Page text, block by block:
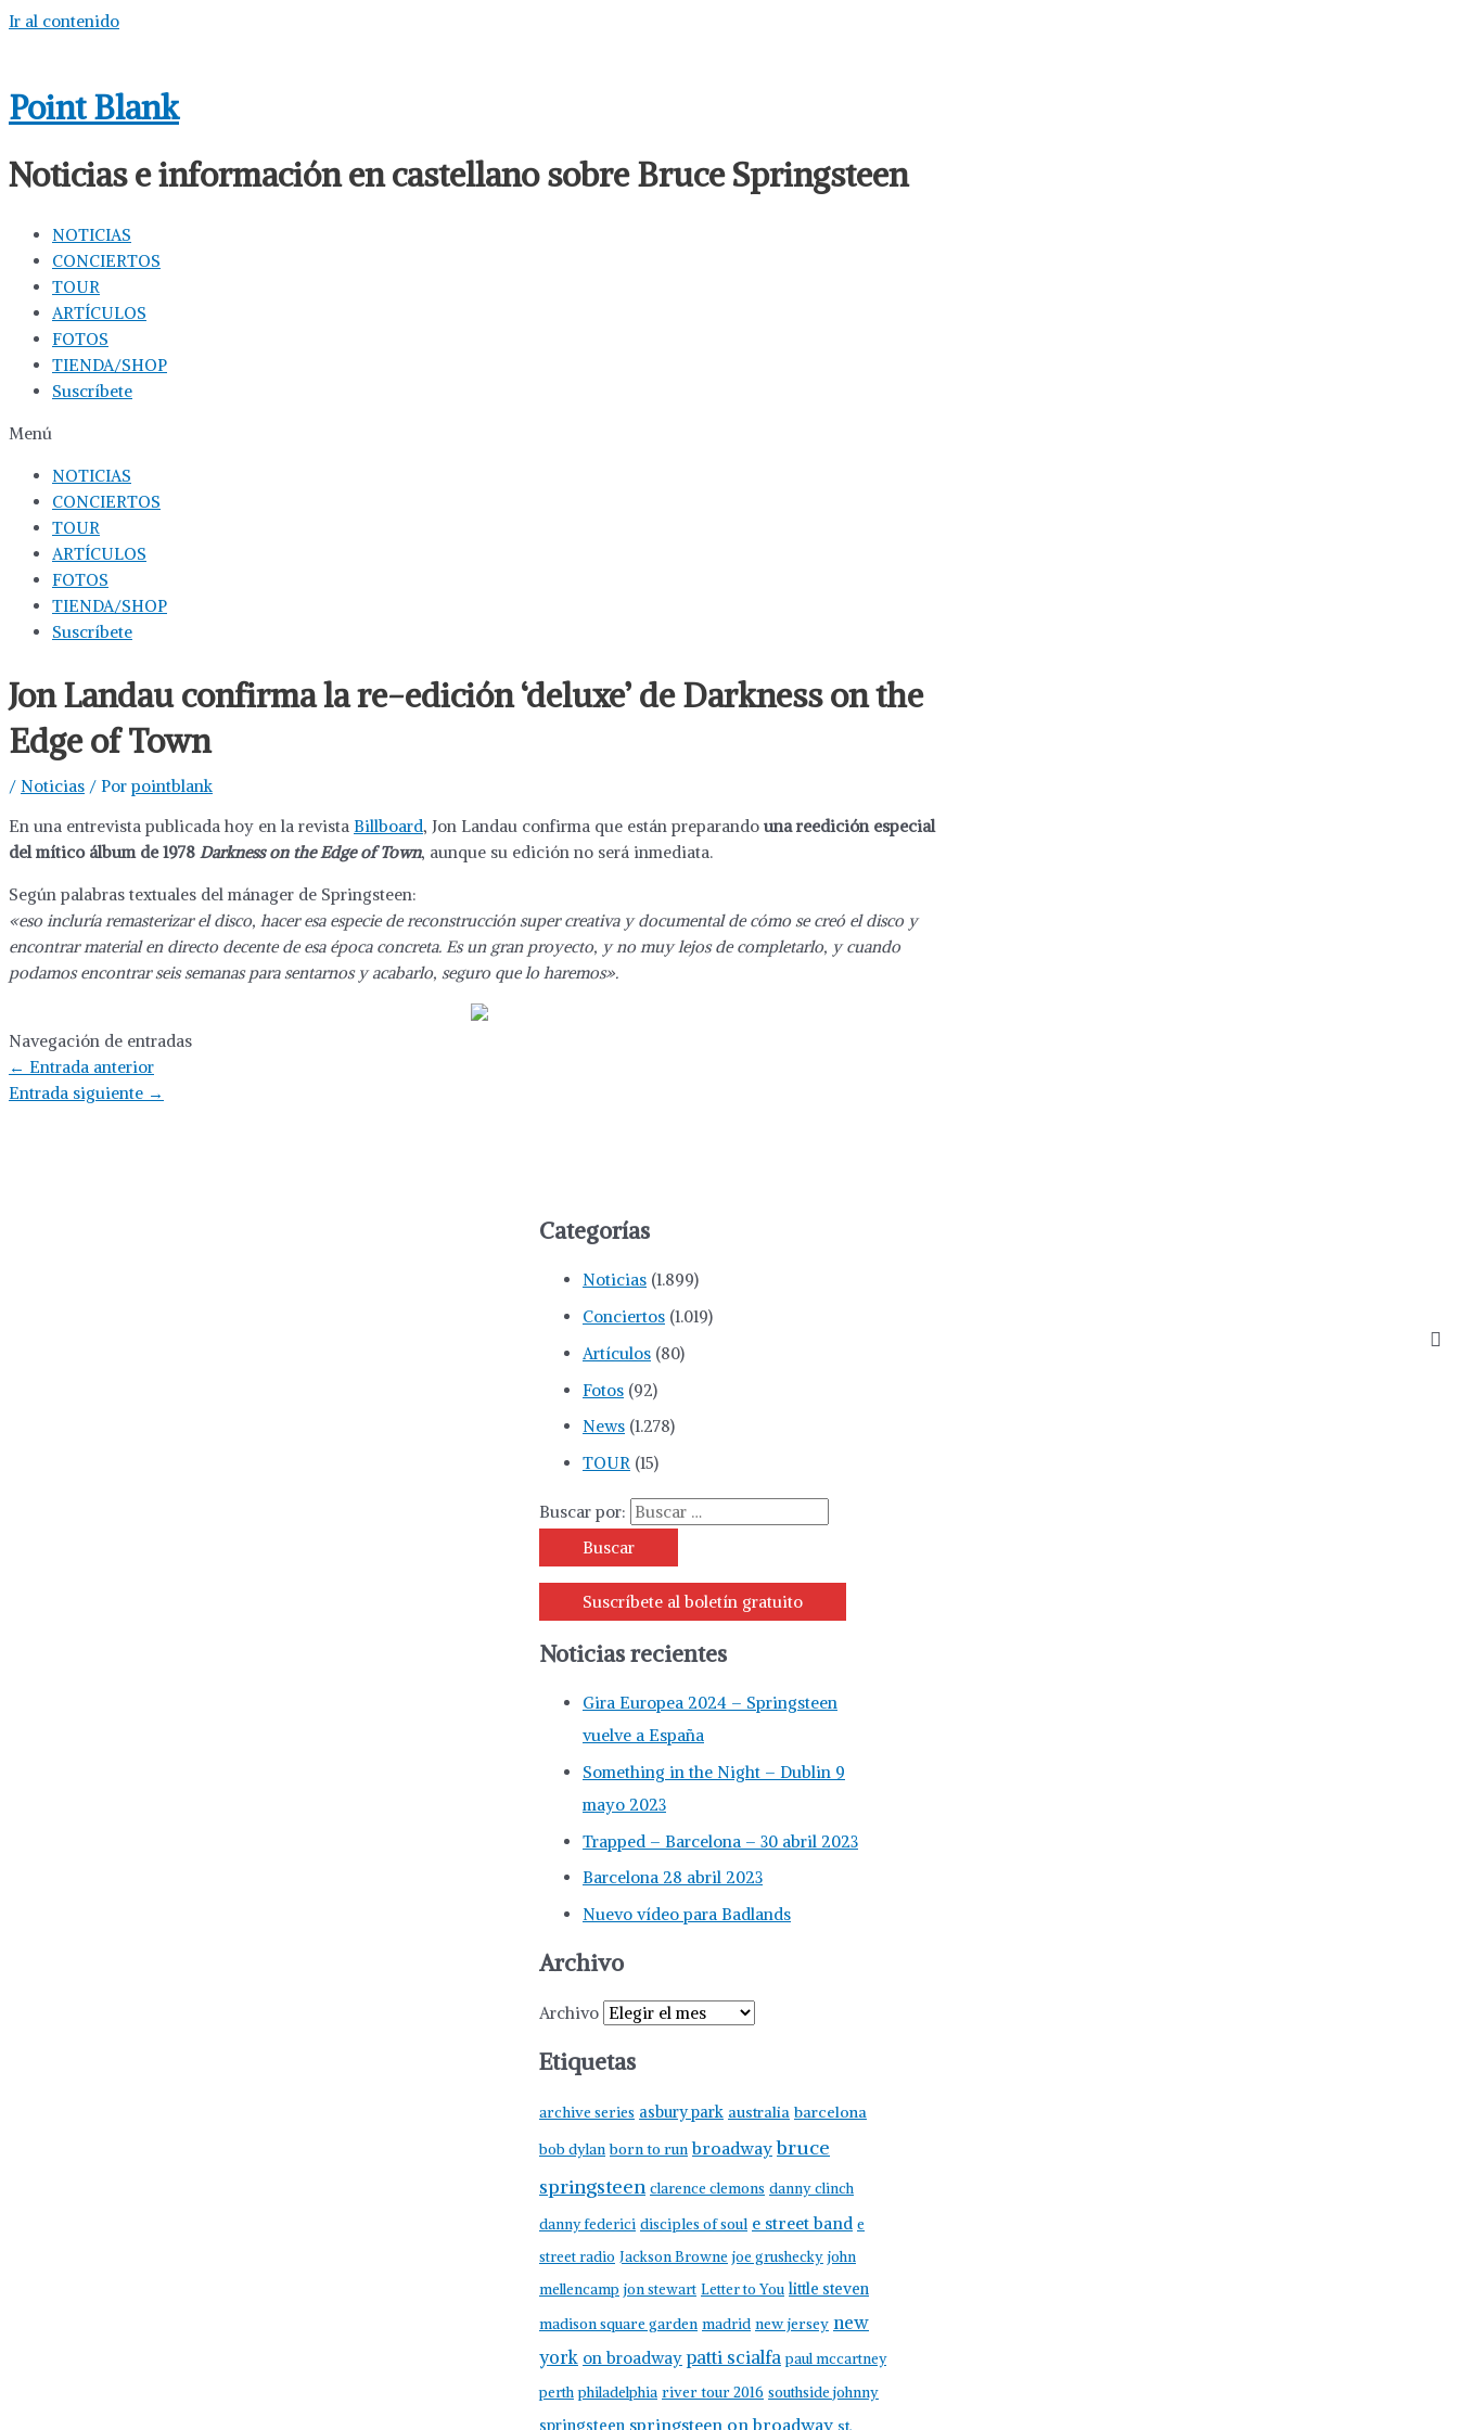
Ir al contenido
Point Blank
Noticias e información en castellano sobre Bruce Springsteen
NOTICIAS
CONCIERTOS
TOUR
ARTÍCULOS
FOTOS
TIENDA/SHOP
Suscríbete
Menú
NOTICIAS
CONCIERTOS
TOUR
ARTÍCULOS
FOTOS
TIENDA/SHOP
Suscríbete
Jon Landau confirma la re-edición ‘deluxe’ de Darkness on the
Edge of Town
/ Noticias / Por pointblank
En una entrevista publicada hoy en la revista Billboard, Jon Landau confirma que están preparando una reedición especial
del mítico álbum de 1978 Darkness on the Edge of Town, aunque su edición no será inmediata.
Según palabras textuales del mánager de Springsteen:
«eso incluría remasterizar el disco, hacer esa especie de reconstrucción super creativa y documental de cómo se creó el disco y
encontrar material en directo decente de esa época concreta. Es un gran proyecto, y no muy lejos de completarlo, y cuando
podamos encontrar seis semanas para sentarnos y acabarlo, seguro que lo haremos».
Navegación de entradas
← Entrada anterior
Entrada siguiente →
Categorías
Noticias (1.899)
Conciertos (1.019)
Artículos (80)
Fotos (92)
News (1.278)
TOUR (15)
Buscar por:
Suscríbete al boletín gratuito
Noticias recientes
Gira Europea 2024 – Springsteen
vuelve a España
Something in the Night – Dublin 9
mayo 2023
Trapped – Barcelona – 30 abril 2023
Barcelona 28 abril 2023
Nuevo vídeo para Badlands
Archivo
Archivo
Etiquetas
archive series asbury park australia barcelona
bob dylan born to run broadway bruce
springsteen clarence clemons danny clinch
danny federici disciples of soul e street band e
street radio Jackson Browne joe grushecky john
mellencamp jon stewart Letter to You little steven
madison square garden madrid new jersey new
york on broadway patti scialfa paul mccartney
perth philadelphia river tour 2016 southside johnny
springsteen springsteen on broadway st.